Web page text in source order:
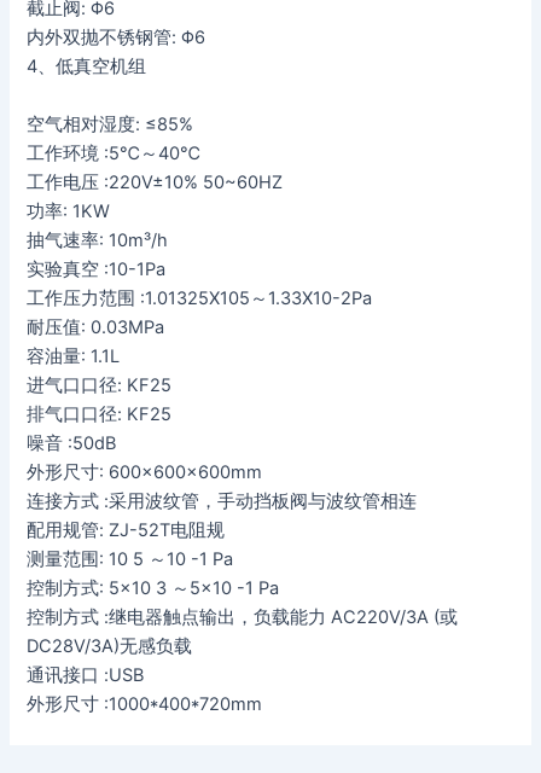
截止阀: Φ6
内外双抛不锈钢管: Φ6
4、低真空机组
空气相对湿度: ≤85%
工作环境 :5℃～40℃
工作电压 :220V±10% 50~60HZ
功率: 1KW
抽气速率: 10m³/h
实验真空 :10-1Pa
工作压力范围 :1.01325X105～1.33X10-2Pa
耐压值: 0.03MPa
容油量: 1.1L
进气口口径: KF25
排气口口径: KF25
噪音 :50dB
外形尺寸: 600×600×600mm
连接方式 :采用波纹管，手动挡板阀与波纹管相连
配用规管: ZJ-52T电阻规
测量范围: 10 5 ～10 -1 Pa
控制方式: 5×10 3 ～5×10 -1 Pa
控制方式 :继电器触点输出，负载能力 AC220V/3A (或
DC28V/3A)无感负载
通讯接口 :USB
外形尺寸 :1000*400*720mm